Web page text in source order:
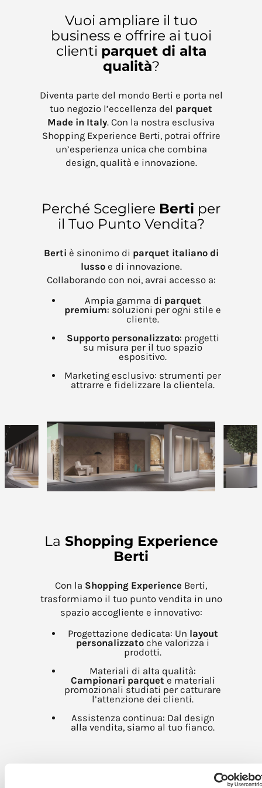
Vuoi ampliare il tuo
business e offrire ai tuoi
clienti parquet di alta
qualità?
Diventa parte del mondo Berti e porta nel
tuo negozio l’eccellenza del parquet
Made in Italy. Con la nostra esclusiva
Shopping Experience Berti, potrai offrire
un’esperienza unica che combina
design, qualità e innovazione.
Perché Scegliere Berti per
il Tuo Punto Vendita?
Berti è sinonimo di parquet italiano di
lussoe di innovazione.
Collaborando con noi, avrai accesso a:
Ampia gamma di parquet
premium: soluzioni per ogni stile e
cliente.
Supporto personalizzato: progetti
su misura per il tuo spazio
espositivo.
Marketing esclusivo: strumenti per
attrarre e fidelizzare la clientela.
La Shopping Experience
Berti
Con la Shopping Experience Berti,
trasformiamo il tuo punto vendita in uno
spazio accogliente e innovativo:
Progettazione dedicata: Un layout
personalizzato che valorizza i
prodotti.
Materiali di alta qualità:
Campionari parquet e materiali
promozionali studiati per catturare
l’attenzione dei clienti.
Assistenza continua: Dal design
alla vendita, siamo al tuo fianco.